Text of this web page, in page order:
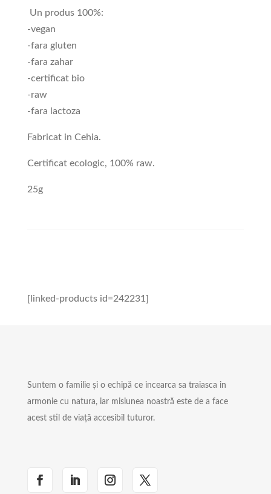
Un produs 100%:
-vegan
-fara gluten
-fara zahar
-certificat bio
-raw
-fara lactoza
Fabricat in Cehia.
Certificat ecologic, 100% raw.
25g
[linked-products id=242231]
Suntem o familie și o echipă ce incearca sa traiasca in
armonie cu natura, iar misiunea noastră este de a face
acest stil de viață accesibil tuturor.